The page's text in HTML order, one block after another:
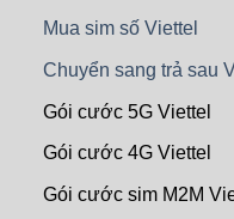
Mua sim số Viettel
Chuyển sang trả sau
Gói cước 5G Viettel
Gói cước 4G Viettel
Gói cước sim M2M